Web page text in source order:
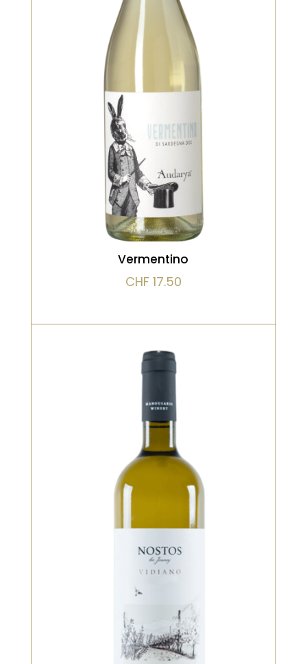
Nez fruités, avec de délicates notes
d’agrumes. Frais avec des sensations
Cépages : Vermentino Di Sardegna
100%
Millésime : [...]
VOIR LE PRODUIT
Vermentino
CHF 17.50
Couleur vert citron brillant et
intense avec des [...]
VOIR LE PRODUIT